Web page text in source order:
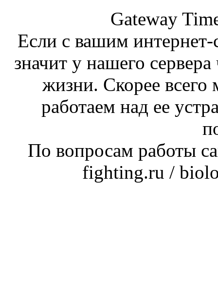
Gateway
Если с вашим интернет-
значит у нашего
жизни. Скорее
работаем над ее
По вопросам работы
fighting.ru /